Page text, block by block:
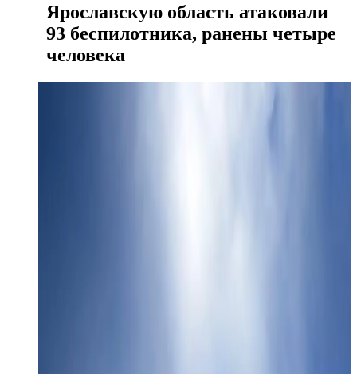
Ярославскую область атаковали
93 беспилотника, ранены четыре
человека